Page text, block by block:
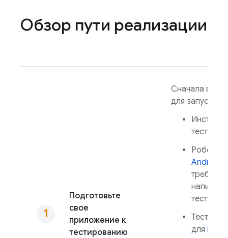
Обзор пути реализации
Подготовьте
свое
приложение к
тестированию
Сначала
для запуска:
тест для
Робо-
Android
требует
теста)
Тест
для iOS